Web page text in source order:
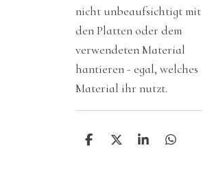
nicht unbeaufsichtigt mit
den Platten oder dem
verwendeten Material
hantieren - egal, welches
Material ihr nutzt.
T
T
T
T